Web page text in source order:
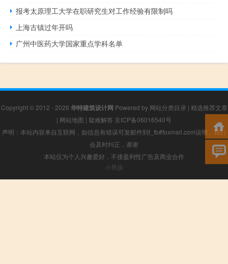
报考太原理工大学在职研究生对工作经验有限制吗
上海古镇过年开吗
广州中医药大学国家重点学科名单
Copyright © 2012 - 2026 华特建筑设计网 Powered by 网站分类目录 | 精选推荐文章
| 网站地图 | 疑难解答 京ICP备06016540号
声明：本站内容来自互联网，如信息有错误可发邮件到f_fb#foxmail.com说明，我们
会及时纠正，谢谢
本站仅为个人兴趣爱好，不接盈利性广告及商业合作
小男孩